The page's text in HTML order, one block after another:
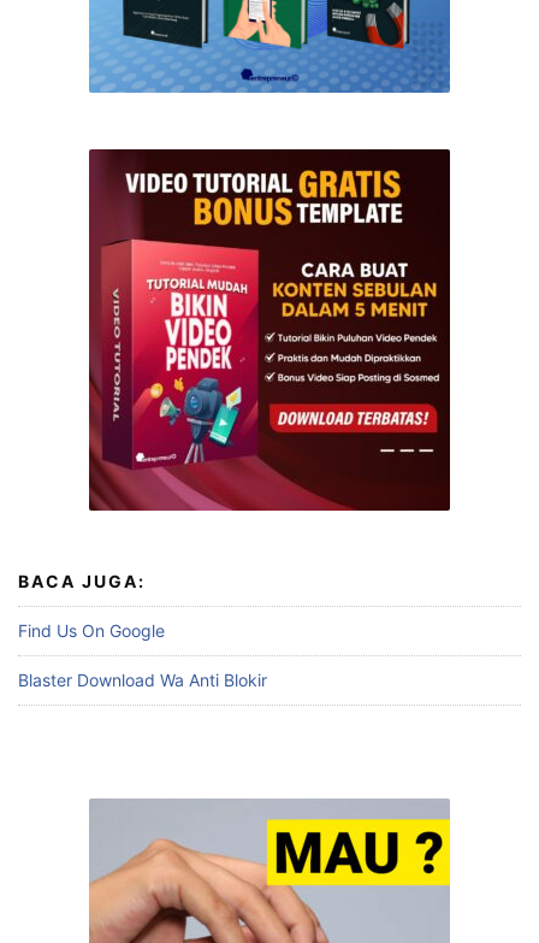
BACA JUGA:
Find Us On Google
Blaster Download Wa Anti Blokir